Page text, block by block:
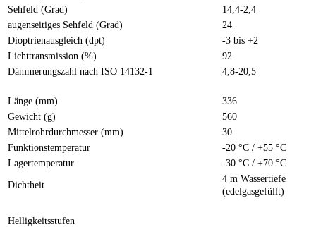
Sehfeld (Grad)
14,4-2,4
augenseitiges Sehfeld (Grad)
24
Dioptrienausgleich (dpt)
-3 bis +2
Lichttransmission (%)
92
Dämmerungszahl nach ISO 14132-1
4,8-20,5
Länge (mm)
336
Gewicht (g)
560
Mittelrohrdurchmesser (mm)
30
Funktionstemperatur
-20 °C / +55 °C
Lagertemperatur
-30 °C / +70 °C
Dichtheit
4 m Wassertiefe
(edelgasgefüllt)
Helligkeitsstufen